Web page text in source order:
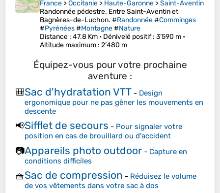
France >Occitanie > Haute-Garonne >Saint-Aventin
Randonnée pédestre. Entre Saint-Aventin et
Bagnères-de-Luchon. #Randonnée#Comminges
#Pyrénées#Montagne#Nature
Distance : 47.8 Km • Dénivelé positif: 3’590 m •
Altitude maximum : 2’480 m
Équipez-vous pour votre prochaine
aventure :
🎒Sac d'hydratation VTT - Design
ergonomique pour ne pas gêner les mouvements en
descente
📢Sifflet de secours - Pour signaler votre
position en cas de brouillard ou d'accident
📷Appareils photo outdoor - Capture en
conditions difficiles
🧺Sac de compression - Réduisez le volume
de vos vêtements dans votre sac à dos